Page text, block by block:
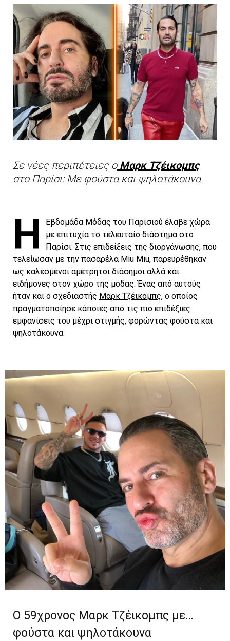
Σε νέες περιπέτειες οΜαρκ Τζέικομπς
στο Παρίσι: Mε φούστα και ψηλοτάκουνα.
Η
Εβδομάδα Μόδας του Παρισιού έλαβε χώρα
με επιτυχία το τελευταίο διάστημα στο
Παρίσι. Στις επιδείξεις της διοργάνωσης, που
τελείωσαν με την πασαρέλα Miu Miu, παρευρέθηκαν
ως καλεσμένοι αμέτρητοι διάσημοι αλλά και
ειδήμονες στον χώρο της μόδας. Ένας από αυτούς
ήταν και ο σχεδιαστής Μαρκ Τζέικομπς, ο οποίος
πραγματοποίησε κάποιες από τις πιο επιδέξιες
εμφανίσεις του μέχρι στιγμής, φορώντας φούστα και
ψηλοτάκουνα.
Ο 59χρονος Μαρκ Τζέικομπς με…
φούστα και ψηλοτάκουνα